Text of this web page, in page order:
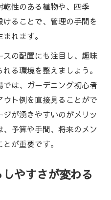
クステリア比較のコツ
り比較で納得の選択を
選ぶエクステリアの安
のガーデンプラン
口コミが重要な理由
ステリア業者の対応力
ミから見える満足度の
ミ活用で理想の業者選
性のある植物や、四季
ることで、管理の手間を
れます。
の配置にも注目し、趣味
る環境を整えましょう。
は、ガーデニング初心者
ト例を直接見ることがで
が湧きやすいのがメリッ
予算や手間、将来のメン
が重要です。
やすさが変わる